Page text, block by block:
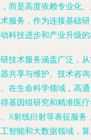
而是高度依赖专业化
服务，作为连接基础
科技进步和产业升级的
技术服务涵盖广泛，
共享与维护、技术咨
在生命科学领域，高
基因组研究和精准医
X射线衍射等表征服务
智能和大数据领域，